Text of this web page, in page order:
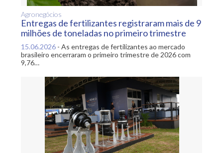
Agronegócios
Entregas de fertilizantes registraram mais de 9
milhões de toneladas no primeiro trimestre
15.06.2026 -As entregas de fertilizantes ao mercado
brasileiro encerraram o primeiro trimestre de 2026 com
9,76…